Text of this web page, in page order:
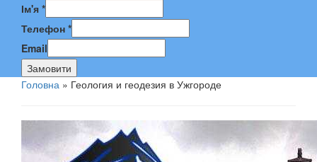
Ім'я *
Телефон *
Email
Замовити
Головна » Геология и геодезия в Ужгороде